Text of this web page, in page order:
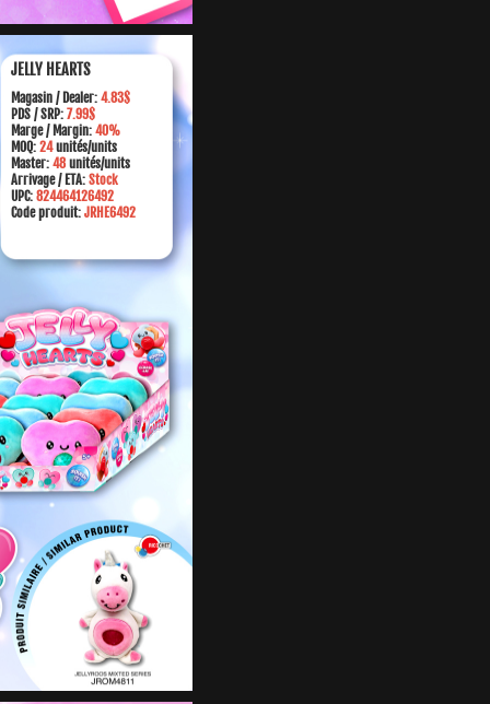
JELLY HEARTS
Magasin / Dealer: 4.83$
PDS / SRP: 7.99$
Marge/ Margin: 40%
MOQ: 24unités/units
Master: 48 unités/units
Arrivage / ETA: Stock
UPC: 824464126492
Code produit: JRHE6492